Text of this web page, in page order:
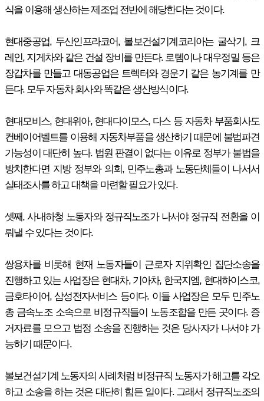
식을 이용해 생산하는 제조업 전반에 해당한다는 것이다.
현대중공업, 두산인프라코어, 볼보건설기계코리아는 굴삭기, 크
레인, 지게차와 같은 건설 장비를 만든다. 로템이나 대우정밀 등은
장갑차를 만들고 대동공업은 트렉터와 경운기 같은 농기계를 만
든다. 모두 자동차 회사와 똑같은 생산방식이다.
현대모비스, 현대위아, 현대다이모스, 다스 등 자동차 부품회사도
컨베이어벨트를 이용해 자동차부품을 생산하기 때문에 불법파견
가능성이 대단히 높다. 법원 판결이 없다는 이유로 정부가 불법을
방치한다면 지방 정부와 의회, 민주노총과 노동단체들이 나서서
실태조사를 하고 대책을 마련할 필요가 있다.
셋째, 사내하청 노동자와 정규직노조가 나서야 정규직 전환을 이
뤄낼 수 있다는 것이다.
쌍용차를 비롯해 현재 노동자들이 근로자 지위확인 집단소송을
진행하고 있는 사업장은 현대차, 기아차, 한국지엠, 현대하이스코,
금호타이어, 삼성전자서비스 등이다. 이들 사업장은 모두 민주노
총 금속노조 소속으로 비정규직들이 노동조합을 만든 곳이다. 증
거자료를 모으고 법정 소송을 진행하는 것은 당사자가 나서야 가
능하기 때문이다.
볼보건설기계 노동자의 사례처럼 비정규직 노동자가 해고를 각오
하고 소송을 하는 것은 대단히 힘든 일이다. 그래서 정규직노조의